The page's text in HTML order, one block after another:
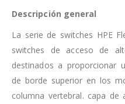
Descripción general
La serie de switches HPE
switches de acceso de
destinados a proporcionar
de borde superior en los
columna vertebral. capa de